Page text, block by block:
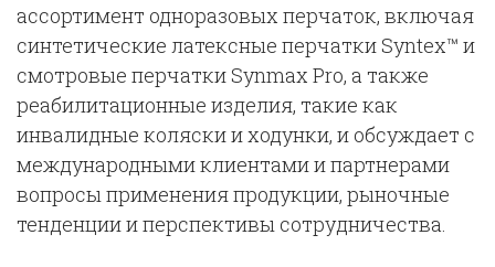
ассортимент одноразовых перчаток, включая
синтетические латексные перчатки Syntex™ и
смотровые перчатки Synmax Pro, а также
реабилитационные изделия, такие как
инвалидные коляски и ходунки, и обсуждает с
международными клиентами и партнерами
вопросы применения продукции, рыночные
тенденции и перспективы сотрудничества.